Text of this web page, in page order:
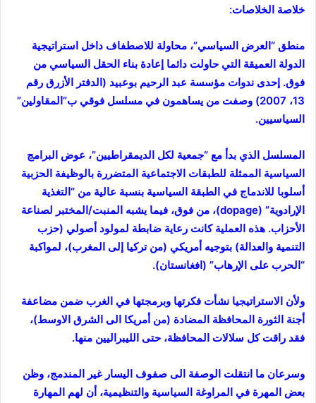
خلاصة الخلاصات:
منطق “العرض السياسي”، محاولة للاصطفاف داخل استراتيجية
الدولة العميقة التي حاولت دائما إعادة بناء الحقل السياسي من
فوق. إحدى ندوات مؤسسة عبد الرحيم بوعبيد (الدفتر الأزرق رقم
13، 2007) وصفت من يساهمون في مسلسل فوقي ب”المقاولين”
السياسيين.
المسلسل الذي بدأ مع “جمعية لكل الديمقراطيين”، عوض البرامج
السياسية الممثلة للطبقات الاجتماعية المتضررة بالوظيفة الحزبية
أسلوبا للاندماج في الطبقة السياسية بنسبة عالية من “التغذية
الإرادوية” (dopage)، من فوق، فيما يشبه المنبت/المختبر لصناعة
الأحزاب. هذه العملية كانت رعاية ضابطة لمولود أصولي (حزب
التنمية والعدالة) بتوجيه أمريكي (من تركيا إلى المغرب)، لمواكبة
“الحرب على الإرهاب” (افغانستان).
ولأن الاستراتيجيا نشأت فكرتها وبرمجتها في الغرب ضمن مضاعفة
أجنة الثورة المحافظة المضادة (من أمريكا الى الشرق الاوسط)،
فقد راقت كل سلالات المحافظة، حتى الليبراليين منها.
وسرعان ما انتقلت الوصفة الى صفوف اليسار غير المندمج، وظن
بعض المهرة في المراوغة السياسية والتنظيمية، أن لهم المهارة